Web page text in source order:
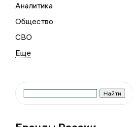
Аналитика
Общество
СВО